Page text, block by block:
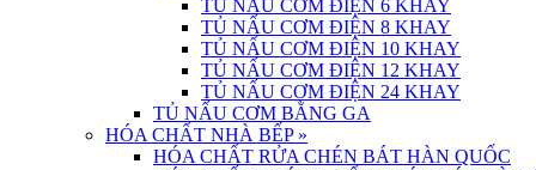
TỦ NẤU CƠM ĐIỆN 6 KHAY
TỦ NẤU CƠM ĐIỆN 8 KHAY
TỦ NẤU CƠM ĐIỆN 10 KHAY
TỦ NẤU CƠM ĐIỆN 12 KHAY
TỦ NẤU CƠM ĐIỆN 24 KHAY
TỦ NẤU CƠM BẰNG GA
HÓA CHẤT NHÀ BẾP »
HÓA CHẤT RỬA CHÉN BÁT HÀN QUỐC